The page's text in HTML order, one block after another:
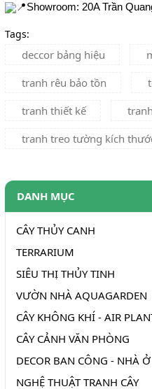
Showroom: 20A Trần
Tags:
deccor bảng hiệu
tranh rêu bảo tồn
tranh thiết kế
tranh treo tường kích
DANH MỤC
CÂY THỦY CANH
TERRARIUM
SIÊU THỊ THỦY TINH
VƯỜN NHÀ AQUAGARDEN
CÂY KHÔNG KHÍ - AIR
CÂY CẢNH VĂN PHÒNG
DECOR BAN CÔNG - NHÀ Ở
NGHỆ THUẬT TRANH CÂY